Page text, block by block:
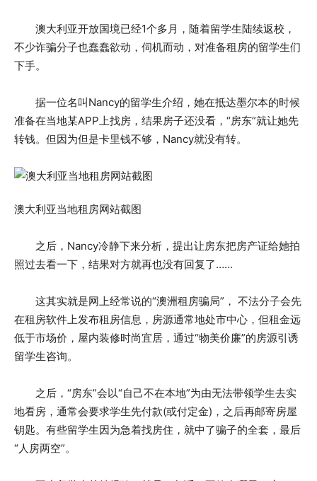
澳大利亚开放国境已经1个多月，随着留学生陆续返校，
不少诈骗分子也蠢蠢欲动，伺机而动，对准备租房的留学生们
下手。
据一位名叫Nancy的留学生介绍，她在抵达墨尔本的时候
准备在当地某APP上找房，结果房子还没看，“房东”就让她先
转钱。但因为但是卡里钱不够，Nancy就没有转。
澳大利亚当地租房网站截图
之后，Nancy冷静下来分析，提出让房东把房产证给她拍
照过去看一下，结果对方就再也没有回复了……
这其实就是网上经常说的“澳洲租房骗局”， 不法分子会先
在租房软件上发布租房信息，房源通常地处市中心，但租金远
低于市场价，屋内装修时尚宜居，通过“物美价廉”的房源引诱
留学生咨询。
之后，“房东”会以“自己不在本地”为由无法带领学生去实
地看房，通常会要求学生先付款(或付定金)，之后再邮寄房屋
钥匙。有些留学生因为急着找房住，就中了骗子的全套，最后
“人房两空”。